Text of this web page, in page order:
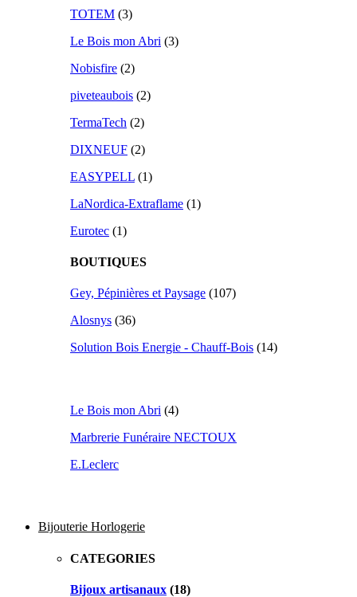
TOTEM (3)
Le Bois mon Abri (3)
Nobisfire (2)
piveteaubois (2)
TermaTech (2)
DIXNEUF (2)
EASYPELL (1)
LaNordica-Extraflame (1)
Eurotec (1)
BOUTIQUES
Gey, Pépinières et Paysage (107)
Alosnys (36)
Solution Bois Energie - Chauff-Bois (14)
Le Bois mon Abri (4)
Marbrerie Funéraire NECTOUX
E.Leclerc
Bijouterie Horlogerie
CATEGORIES
Bijoux artisanaux (18)